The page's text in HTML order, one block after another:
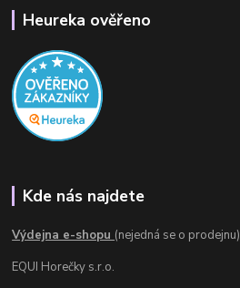
Heureka ověřeno
Kde nás najdete
Výdejna e-shopu (nejedná se o prodejnu)
EQUI Horečky s.r.o.